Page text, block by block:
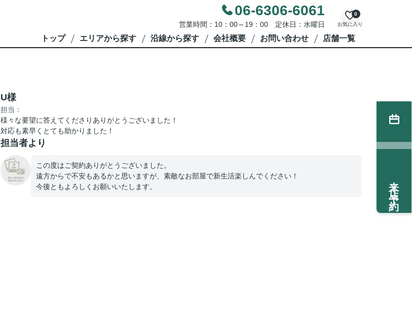
06-6306-6061
営業時間：10：00～19：00 定休日：水曜日 お気に入り
0
トップ エリアから探す 沿線から探す 会社概要 お問い合わせ 店舗一覧
U様
担当：
様々な要望に答えてくださりありがとうございました！
対応も素早くとても助かりました！
担当者より
この度はご契約ありがとうございました。
遠方からで不安もあるかと思いますが、素敵なお部屋で新生活楽しんでください！
今後ともよろしくお願いいたします。
来店予約